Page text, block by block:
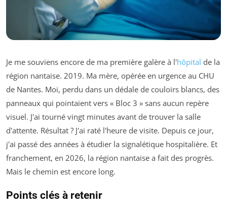
Je me souviens encore de ma première galère à l'hôpital de la
région nantaise. 2019. Ma mère, opérée en urgence au CHU
de Nantes. Moi, perdu dans un dédale de couloirs blancs, des
panneaux qui pointaient vers « Bloc 3 » sans aucun repère
visuel. J'ai tourné vingt minutes avant de trouver la salle
d'attente. Résultat ? J'ai raté l'heure de visite. Depuis ce jour,
j'ai passé des années à étudier la signalétique hospitalière. Et
franchement, en 2026, la région nantaise a fait des progrès.
Mais le chemin est encore long.
Points clés à retenir